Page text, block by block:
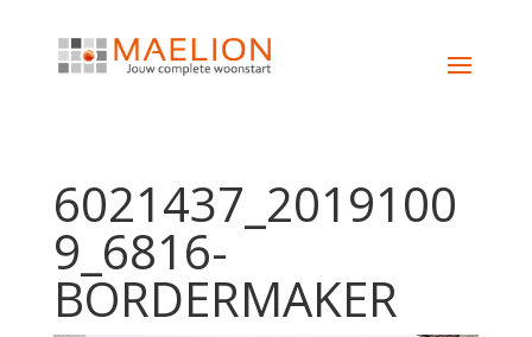
6021437_2019100
9_6816-
BORDERMAKER